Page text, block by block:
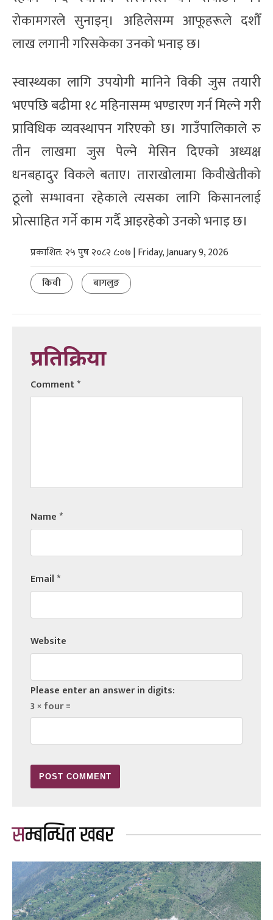
रोकामगरले सुनाइन्। अहिलेसम्म आफूहरूले दशौँ
लाख लगानी गरिसकेका उनको भनाइ छ।
स्वास्थ्यका लागि उपयोगी मानिने विकी जुस तयारी
भएपछि बढीमा १८ महिनासम्म भण्डारण गर्न मिल्ने गरी
प्राविधिक व्यवस्थापन गरिएको छ। गाउँपालिकाले रु
तीन लाखमा जुस पेल्ने मेसिन दिएको अध्यक्ष
धनबहादुर विकले बताए। ताराखोलामा किवीखेतीको
ठूलो सम्भावना रहेकाले त्यसका लागि किसानलाई
प्रोत्साहित गर्ने काम गर्दै आइरहेको उनको भनाइ छ।
प्रकाशित: २५ पुष २०८२ ८:०७ | Friday, January 9, 2026
किवी
बागलुङ
प्रतिक्रिया
Comment*
Name*
Email*
Website
Please enter an answer in digits:
3 × four =
सम्बन्धित खबर